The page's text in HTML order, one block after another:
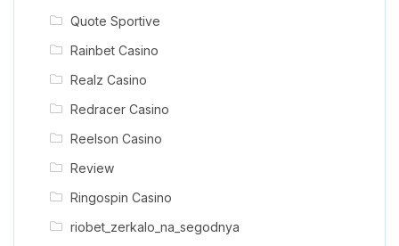
Quote Sportive
Rainbet Casino
Realz Casino
Redracer Casino
Reelson Casino
Review
Ringospin Casino
riobet_zerkalo_na_segodnya